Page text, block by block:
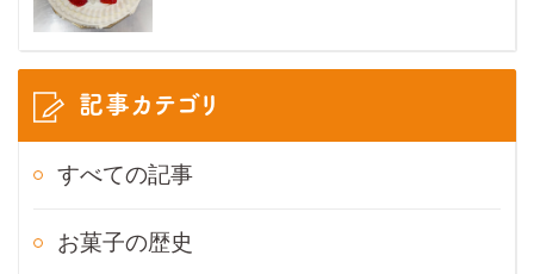
記事カテゴリ
すべての記事
お菓子の歴史